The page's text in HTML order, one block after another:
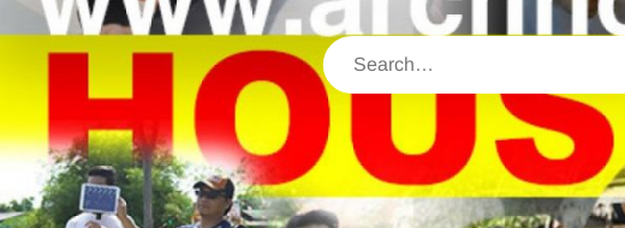
Search